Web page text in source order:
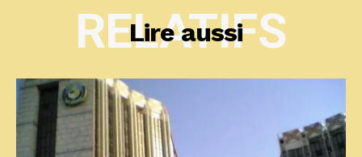
Lire aussi
RELATIFS